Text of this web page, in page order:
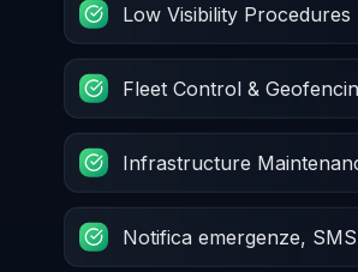
Low Visibility Procedures
Fleet Control &
Infrastructure
Notifica emergenze,